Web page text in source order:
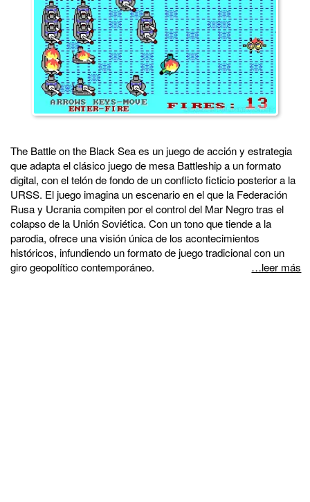
The Battle on the Black Sea es un juego de acción y estrategia
que adapta el clásico juego de mesa Battleship a un formato
digital, con el telón de fondo de un conflicto ficticio posterior a la
URSS. El juego imagina un escenario en el que la Federación
Rusa y Ucrania compiten por el control del Mar Negro tras el
colapso de la Unión Soviética. Con un tono que tiende a la
parodia, ofrece una visión única de los acontecimientos
históricos, infundiendo un formato de juego tradicional con un
giro geopolítico contemporáneo.
…leer más